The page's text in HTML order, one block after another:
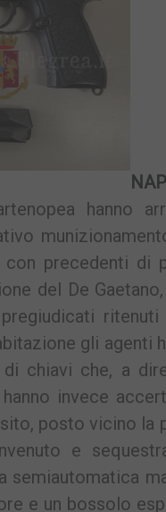
hanno
con precedenti di
del De
gli agenti
chiavi che, a
invece
posto vicino la
e
semiautomatica
e un bossolo